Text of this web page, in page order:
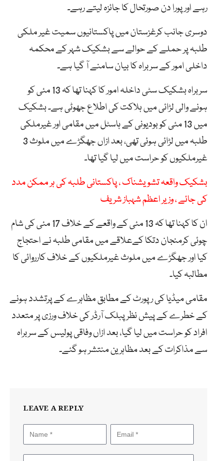
رہے اور پورا دن صورتحال کا جائزہ لیتے رہے۔
دوسری جانب کرغزستان میں پاکستانیوں سمیت غیر ملکی
طلبہ پر حملے کے حوالے سے بشکیک شہر کے محکمہ
داخلی امور کے سربراہ کا بیان سامنے آ گیا ہے۔
سربراہ بشکیک سٹی داخلہ امور کا کہنا تھا کہ 13 مئی کو
ہونے والی لڑائی میں ہلاکت کی اطلاع جھوٹی ہے۔ بشکیک
میں 13 مئی کو بودیونی کے ہاسٹل میں مقامی اور غیرملکی
طلبہ میں لڑائی ہوئی تھی، بعد ازاں جھگڑے میں ملوث 3
غیرملکیوں کو حراست میں لیا گیا تھا۔
بشکیک واقعہ تشویشناک ، پاکستانی طلبہ کی ہر ممکن مدد
کی جائے ، وزیر اعظم شہباز شریف
ان کا کہنا تھا کہ 13 مئی کے واقعے کے خلاف 17 مئی کی شام
چوئی کرمنجان دتکا کےعلاقے میں مقامی طلبہ نے احتجاج
کیا اور جھگڑے میں ملوث غیرملکیوں کے خلاف کارروائی کا
مطالبہ کیا۔
مقامی میڈیا کی رپورٹ کے مطابق مظاہرے کے پرتشدد ہونے
کے خطرے کے پیش نظر پبلک آرڈر کی خلاف ورزی پر متعدد
افراد کو حراست میں لیا گیا، بعد ازاں وفاقی پولیس کے سربراہ
سے مذاکرات کے بعد مظاہرین منتشر ہو گئے۔
LEAVE A REPLY